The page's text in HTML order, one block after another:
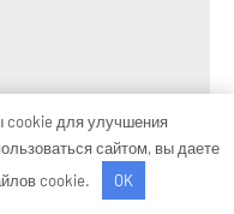
cookie для улучшения
сайтом, вы даете
cookie.
OK